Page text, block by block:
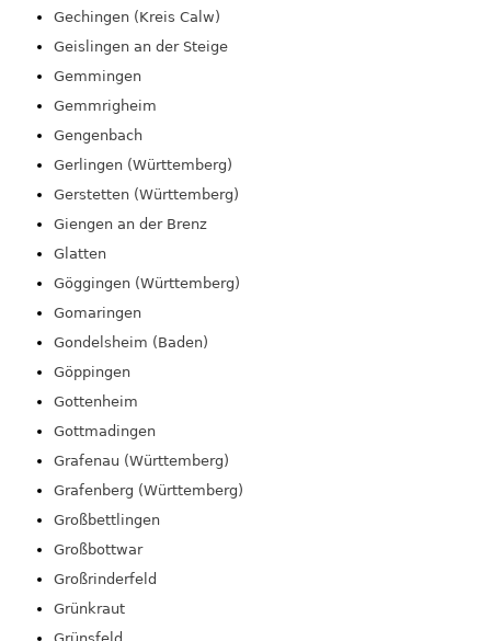
Gechingen (Kreis Calw)
Geislingen an der Steige
Gemmingen
Gemmrigheim
Gengenbach
Gerlingen (Württemberg)
Gerstetten (Württemberg)
Giengen an der Brenz
Glatten
Göggingen (Württemberg)
Gomaringen
Gondelsheim (Baden)
Göppingen
Gottenheim
Gottmadingen
Grafenau (Württemberg)
Grafenberg (Württemberg)
Großbettlingen
Großbottwar
Großrinderfeld
Grünkraut